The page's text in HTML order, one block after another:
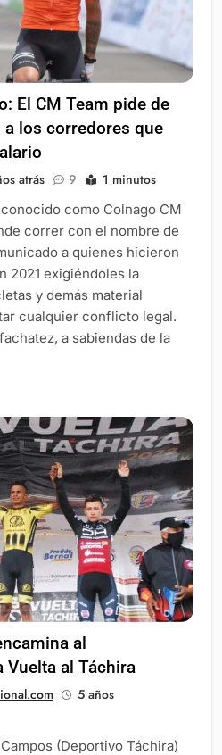
El CM Team pide de
los corredores que
atrás 9 1 minutos
como Colnago CM
correr con el nombre de
a quienes hicieron
2021 exigiéndoles la
y demás material
cualquier conflicto legal.
a sabiendas de la
al
Vuelta al Táchira
5 años
(Deportivo Táchira)